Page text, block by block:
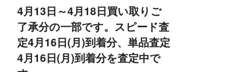
4月13日～4月18日買い取りご
了承分の一部です。スピード査
定4月16日(月)到着分、単品査定
4月16日(月)到着分を査定中で